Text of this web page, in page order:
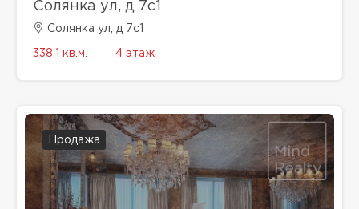
Солянка ул, д 7с1
Солянка ул, д 7с1
338.1 кв.м. 4 этаж
Продажа